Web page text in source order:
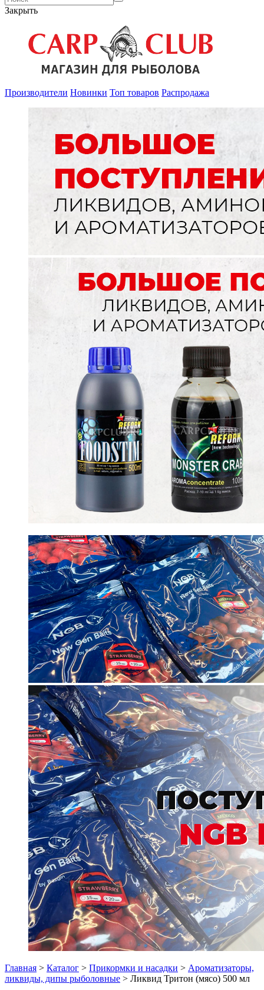
Закрыть
Производители Новинки Топ товаров Распродажа
Главная > Каталог > Прикормки и насадки > Ароматизаторы,
ликвиды, дипы рыболовные > Ликвид Тритон (мясо) 500 мл